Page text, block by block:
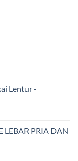
Lentur -
LEBAR PRIA DAN